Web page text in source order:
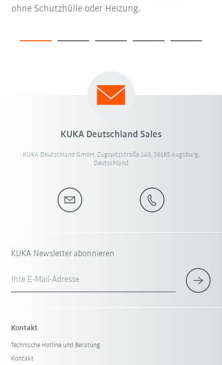
ohne Schutzhülle oder Heizung.
KUKA Deutschland Sales
KUKA Deutschland GmbH, Zugspitzstraße 140, 86165 Augsburg,
Deutschland
KUKA Newsletter abonnieren
Ihre E-Mail-Adresse
Kontakt
Technische Hotline und Beratung
Kontakt